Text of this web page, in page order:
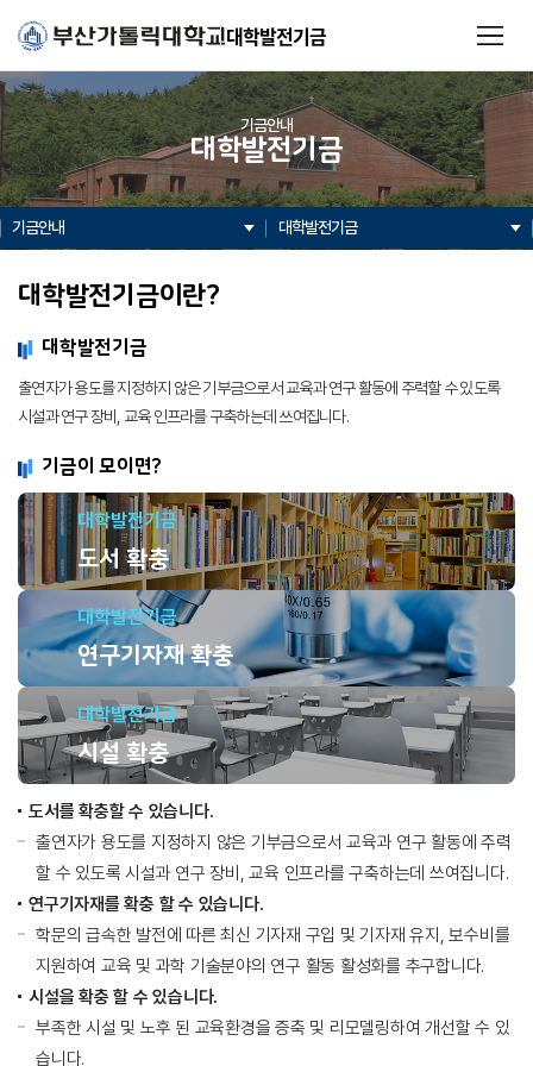
대학발전기금
기금안내
대학발전기금
기금안내 대학발전기금
대학발전기금이란?
대학발전기금
출연자가 용도를 지정하지 않은 기부금으로서 교육과 연구 활동에 주력할 수 있도록
시설과 연구 장비, 교육 인프라를 구축하는데 쓰여집니다.
기금이 모이면?
대학발전기금
도서 확충
대학발전기금
연구기자재 확충
대학발전기금
시설 확충
도서를 확충할 수 있습니다.
출연자가 용도를 지정하지 않은 기부금으로서 교육과 연구 활동에 주력
할 수 있도록 시설과 연구 장비, 교육 인프라를 구축하는데 쓰여집니다.
연구기자재를 확충 할 수 있습니다.
학문의 급속한 발전에 따른 최신 기자재 구입 및 기자재 유지, 보수비를
지원하여 교육 및 과학 기술분야의 연구 활동 활성화를 추구합니다.
시설을 확충 할 수 있습니다.
부족한 시설 및 노후 된 교육환경을 증축 및 리모델링하여 개선할 수 있
습니다.